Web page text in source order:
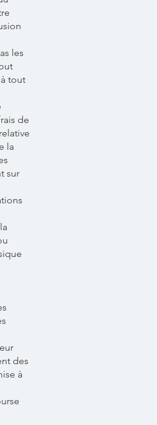
les
tout
de
la
sur
des
à